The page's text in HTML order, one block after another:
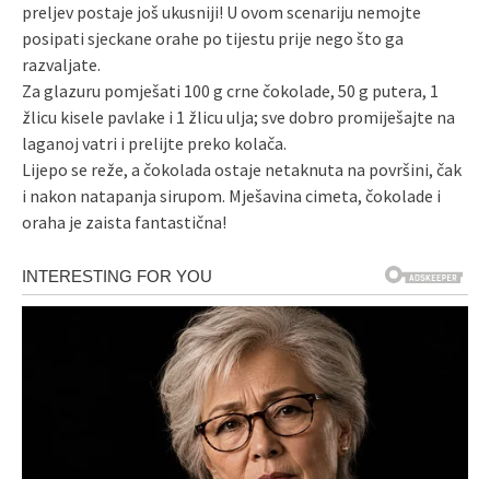
preljev postaje još ukusniji! U ovom scenariju nemojte
posipati sjeckane orahe po tijestu prije nego što ga
razvaljate.
Za glazuru pomješati 100 g crne čokolade, 50 g putera, 1
žlicu kisele pavlake i 1 žlicu ulja; sve dobro promiješajte na
laganoj vatri i prelijte preko kolača.
Lijepo se reže, a čokolada ostaje netaknuta na površini, čak
i nakon natapanja sirupom. Mješavina cimeta, čokolade i
oraha je zaista fantastična!